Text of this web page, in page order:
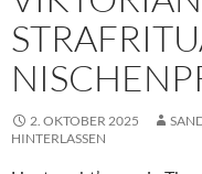
2. OKTOBER 2025
HINTERLASSEN